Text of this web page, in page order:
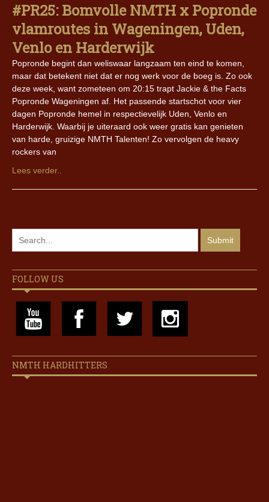
#PR25: Bomvolle NMTH x Popronde
vlamroutes in Wageningen, Uden,
Venlo en Harderwijk
Popronde begint dan weliswaar langzaam ten eind te komen,
maar dat betekent niet dat er nog werk voor de boeg is. Zo ook
deze week, want zometeen om 20:15 trapt Jackie & the Facts
Popronde Wageningen af. Het passende startschot voor vier
dagen Popronde hemel in respectievelijk Uden, Venlo en
Harderwijk. Waarbij je uiteraard ook weer gratis kan genieten
van harde, gruizige NMTH Talenten! Zo vervolgen de heavy
rockers van
Lees verder..
FOLLOW US
NMTH HARDHITTERS